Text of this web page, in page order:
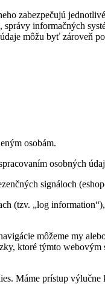
zabezpečujú
informačných
môžu byť zároveň
osobám.
osobných
signáloch
(tzv. „log
môžeme my
ktoré týmto
Máme prístup